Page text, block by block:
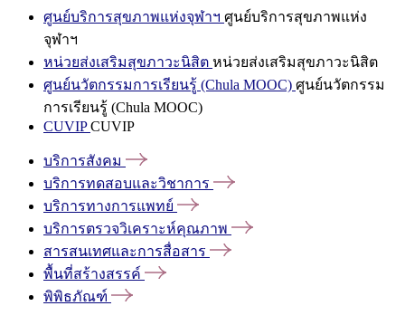
ศูนย์บริการสุขภาพแห่งจุฬาฯ ศูนย์บริการสุขภาพแห่ง
จุฬาฯ
หน่วยส่งเสริมสุขภาวะนิสิต หน่วยส่งเสริมสุขภาวะนิสิต
ศูนย์นวัตกรรมการเรียนรู้ (Chula MOOC) ศูนย์นวัตกรรม
การเรียนรู้ (Chula MOOC)
CUVIPCUVIP
บริการสังคม
บริการทดสอบและวิชาการ
บริการทางการแพทย์
บริการตรวจวิเคราะห์คุณภาพ
สารสนเทศและการสื่อสาร
พื้นที่สร้างสรรค์
พิพิธภัณฑ์